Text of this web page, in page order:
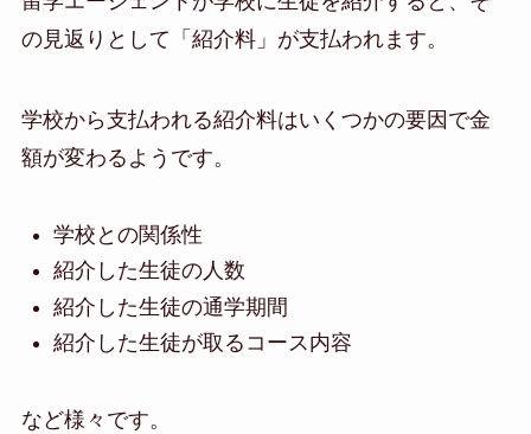
の見返りとして「紹介料」が支払われます。
学校から支払われる紹介料はいくつかの要因で金
額が変わるようです。
学校との関係性
紹介した生徒の人数
紹介した生徒の通学期間
紹介した生徒が取るコース内容
など様々です。